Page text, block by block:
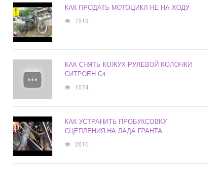
КАК ПРОДАТЬ МОТОЦИКЛ НЕ НА ХОДУ
7519
КАК СНЯТЬ КОЖУХ РУЛЕВОЙ КОЛОНКИ
СИТРОЕН С4
1574
КАК УСТРАНИТЬ ПРОБУКСОВКУ
СЦЕПЛЕНИЯ НА ЛАДА ГРАНТА
2610